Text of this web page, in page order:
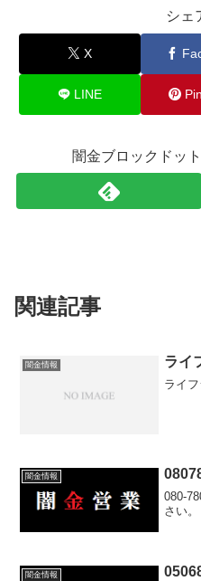
シェ
X
LINE
闇金ブロックドッ
関連記事
闇金情報 ライ
ライ
闇金情報
080-
さい。
闇金情報